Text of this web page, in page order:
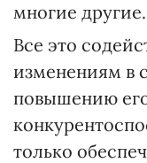
многие другие.
Все это
изменениям в
повышению
только